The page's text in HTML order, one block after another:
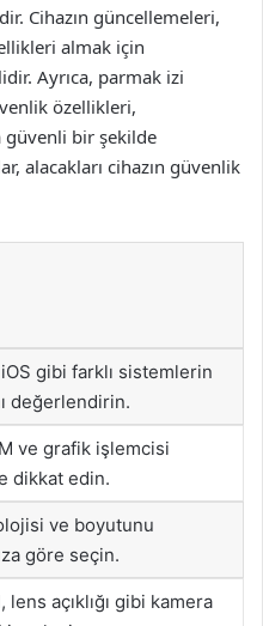
Cihazın güncellemeleri,
almak için
Ayrıca, parmak izi
özellikleri,
güvenli bir şekilde
alacakları cihazın güvenlik
gibi farklı sistemlerin
değerlendirin.
ve grafik işlemcisi
dikkat edin.
ve boyutunu
göre seçin.
lens açıklığı gibi kamera